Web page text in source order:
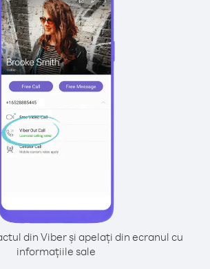
din Viber și apelați din ecranul cu
informațiile sale